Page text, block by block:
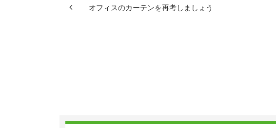
オフィスのカーテンを再考しましょう